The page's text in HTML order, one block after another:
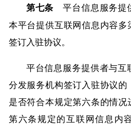
第七条 平台信息服务提
本平台提供互联网信息内容
签订入驻协议。
平台信息服务提供者与互
分发服务机构签订入驻协议
是否符合本规定第六条的情
第六条规定的互联网信息内